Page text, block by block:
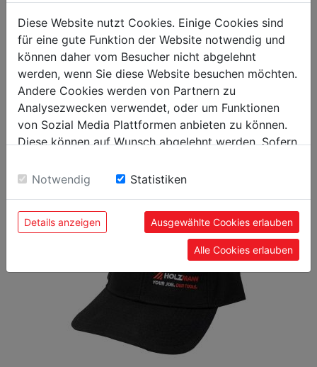
Versandmaße
Verpackungsbreite in mm
0
Verpackungslänge in mm
Verpackungshöhe in mm
0
Diese Website nutzt Cookies. Einige Cookies sind
für eine gute Funktion der Website notwendig und
können daher vom Besucher nicht abgelehnt
werden, wenn Sie diese Website besuchen möchten.
Andere Cookies werden von Partnern zu
Analysezwecken verwendet, oder um Funktionen
von Sozial Media Plattformen anbieten zu können.
Diese können auf Wunsch abgelehnt werden. Sofern
Einwilligung zu unseren Cookies.
Notwendig Statistiken
Details anzeigen Ausgewählte Cookies erlauben
Alle Cookies erlauben